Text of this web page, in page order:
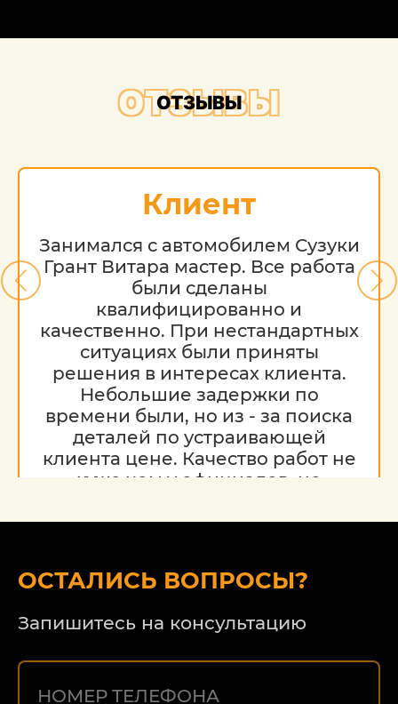
ОТЗЫВЫ
ОТЗЫВЫ
Клиент
Занимался с автомобилем Сузуки
Грант Витара мастер. Все работа
были сделаны
квалифицированно и
качественно. При нестандартных
ситуациях были приняты
решения в интересах клиента.
Небольшие задержки по
времени были, но из - за поиска
деталей по устраивающей
клиента цене. Качество работ не
хуже чем у официалов, но
работу, надеюсь на дальнейшее
ОСТАЛИСЬ ВОПРОСЫ?
Запишитесь на консультацию